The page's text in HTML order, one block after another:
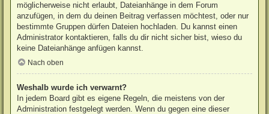
möglicherweise nicht erlaubt, Dateianhänge in dem Forum
anzufügen, in dem du deinen Beitrag verfassen möchtest, oder nur
bestimmte Gruppen dürfen Dateien hochladen. Du kannst einen
Administrator kontaktieren, falls du dir nicht sicher bist, wieso du
keine Dateianhänge anfügen kannst.
Nach oben
Weshalb wurde ich verwarnt?
In jedem Board gibt es eigene Regeln, die meistens von der
Administration festgelegt werden. Wenn du gegen eine dieser